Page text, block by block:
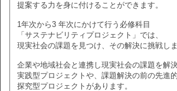
提案する力を身に付けることができます。
1年次から3 年次にかけて行う必修科目
「サステナビリティプロジェクト」では、
現実社会の課題を見つけ、その解決に挑戦しま
企業や地域社会と連携し現実社会の課題を解
実践型プロジェクトや、課題解決の前の先進
探究型プロジェクトがあります。